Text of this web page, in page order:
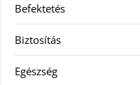
Befektetés
Biztosítás
Egészség